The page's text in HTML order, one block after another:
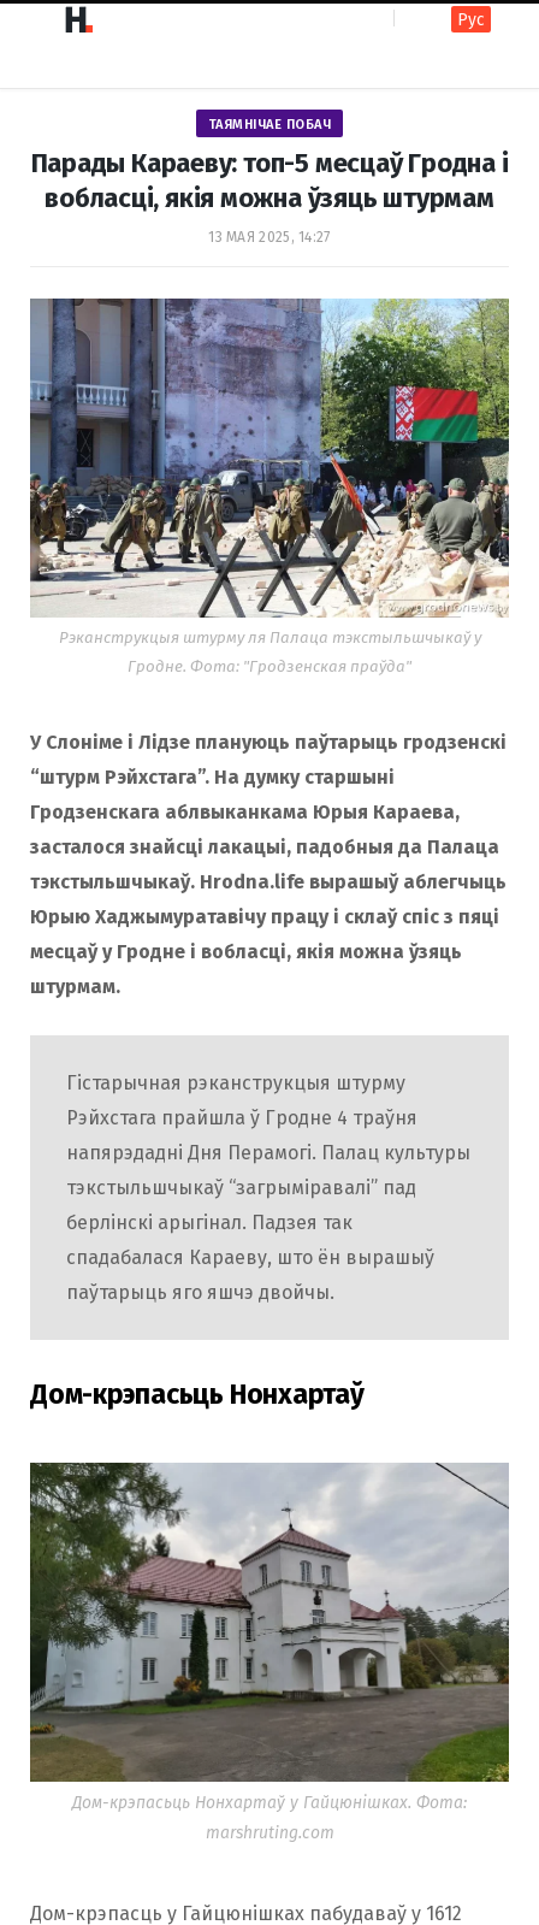
e
b
o
o
t
a
g
r
m
Рус
ТАЯМНІЧАЕ ПОБАЧ
Парады Караеву: топ-5 месцаў Гродна і
вобласці, якія можна ўзяць штурмам
13 МАЯ 2025, 14:27
Рэканструкцыя штурму ля Палаца тэкстыльшчыкаў у
Гродне. Фота: "Гродзенская праўда"
У Слоніме і Лідзе плануюць паўтарыць гродзенскі
“штурм Рэйхстага”. На думку старшыні
Гродзенскага аблвыканкама Юрыя Караева,
засталося знайсці лакацыі, падобныя да Палаца
тэкстыльшчыкаў. Hrodna.life вырашыў аблегчыць
Юрыю Хаджымуратавічу працу і склаў спіс з пяці
месцаў у Гродне і вобласці, якія можна ўзяць
штурмам.
Гістарычная рэканструкцыя штурму
Рэйхстага прайшла ў Гродне 4 траўня
напярэдадні Дня Перамогі. Палац культуры
тэкстыльшчыкаў “загрыміравалі” пад
берлінскі арыгінал. Падзея так
спадабалася Караеву, што ён вырашыў
паўтарыць яго яшчэ двойчы.
Дом-крэпасьць Нонхартаў
Дом-крэпасьць Нонхартаў у Гайцюнішках. Фота:
marshruting.com
Дом-крэпасць у Гайцюнішках пабудаваў у 1612